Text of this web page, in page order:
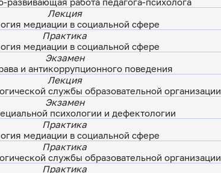
Лекция
медиации в социальной сфере
Практика
медиации в социальной сфере
Экзамен
и антикоррупционного поведения
Лекция
службы образовательной организации
Экзамен
психологии и дефектологии
Практика
медиации в социальной сфере
Практика
службы образовательной организации
Практика